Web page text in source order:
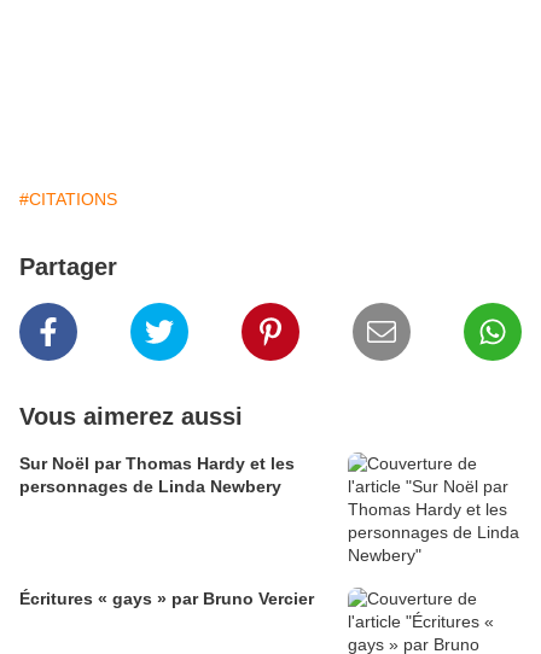
#CITATIONS
Partager
Vous aimerez aussi
Sur Noël par Thomas Hardy et les
personnages de Linda Newbery
Écritures « gays » par Bruno Vercier